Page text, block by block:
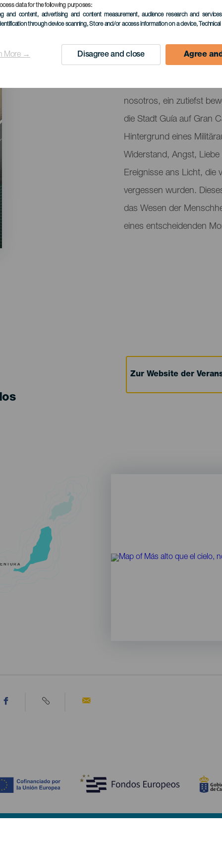
data for the following purposes:
and content, advertising and content measurement, audience research and
through device scanning, Store and/or access information on a device,
More → Disagree and close Agree
VERGANGENE
13 December 2024
Localidad
Puerto del Rosario
del
evento
Das Auditorio Insular de
nosotros, ein zutiefst
die Stadt Guía auf Gran
Hintergrund eines
Widerstand, Angst,
Ereignisse ans Licht, die
vergessen wurden.
das Wesen der
eines entscheidenden
Zur Website der